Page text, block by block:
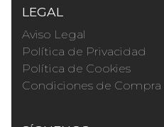
LEGAL
Aviso Legal
Política de Privacidad
Política de Cookies
Condiciones de Compra